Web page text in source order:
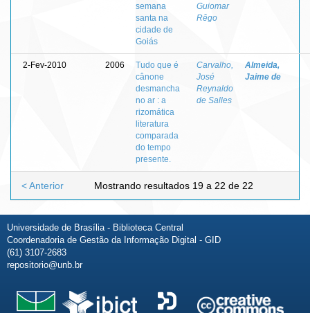
semana
santa na
cidade de
Goiás
Guiomar
Rêgo
2-Fev-2010 2006
Tudo que é
cânone
desmancha
no ar : a
rizomática
literatura
comparada
do tempo
presente.
Carvalho,
José
Reynaldo
de Salles
Almeida,
Jaime de
Mostrando resultados 19 a 22 de 22
< Anterior
Universidade de Brasília - Biblioteca Central
Coordenadoria de Gestão da Informação Digital - GID
(61) 3107-2683
repositorio@unb.br